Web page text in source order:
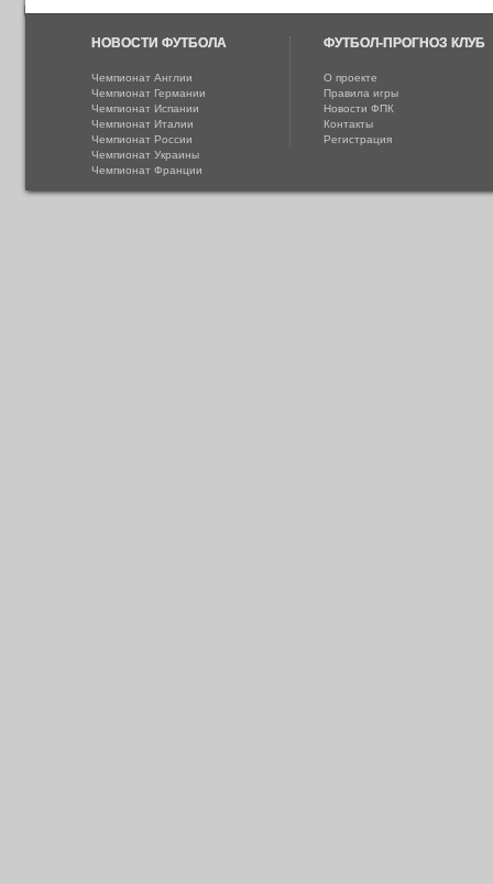
НОВОСТИ ФУТБОЛА
Чемпионат Англии
Чемпионат Германии
Чемпионат Испании
Чемпионат Италии
Чемпионат России
Чемпионат Украины
Чемпионат Франции
ФУТБОЛ-ПРОГНОЗ КЛУБ
О проекте
Правила игры
Новости ФПК
Контакты
Регистрация